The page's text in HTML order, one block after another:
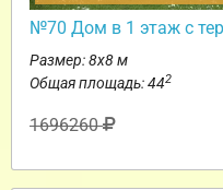
№70 Дом в 1 этаж с
Размер: 8х8 м
Общая площадь: 442
1696260